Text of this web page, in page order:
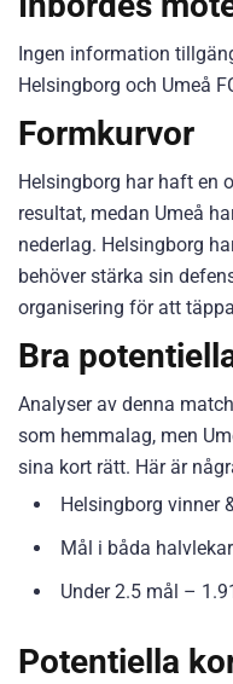
Ingen information
Helsingborg och Umeå
Formkurvor
Helsingborg har haft en
resultat, medan Umeå
nederlag. Helsingborg
behöver stärka sin
organisering för att
Bra
Analyser av denna
som hemmalag, men
sina kort rätt. Här är
Helsingborg vinner
Mål i båda
Under 2.5 mål –
Potentiella